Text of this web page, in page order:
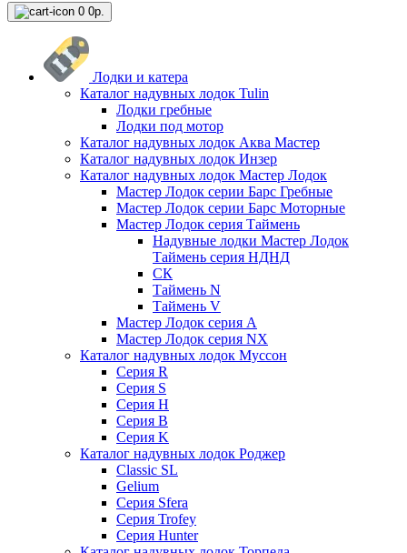
0 0р.
Лодки и катера
Каталог надувных лодок Tulin
Лодки гребные
Лодки под мотор
Каталог надувных лодок Аква Мастер
Каталог надувных лодок Инзер
Каталог надувных лодок Мастер Лодок
Мастер Лодок серии Барс Гребные
Мастер Лодок серии Барс Моторные
Мастер Лодок серия Таймень
Надувные лодки Мастер Лодок
Таймень серия НДНД
СК
Таймень N
Таймень V
Мастер Лодок серия А
Мастер Лодок серия NX
Каталог надувных лодок Муссон
Серия R
Серия S
Серия H
Серия B
Серия K
Каталог надувных лодок Роджер
Classic SL
Gelium
Серия Sfera
Серия Trofey
Серия Hunter